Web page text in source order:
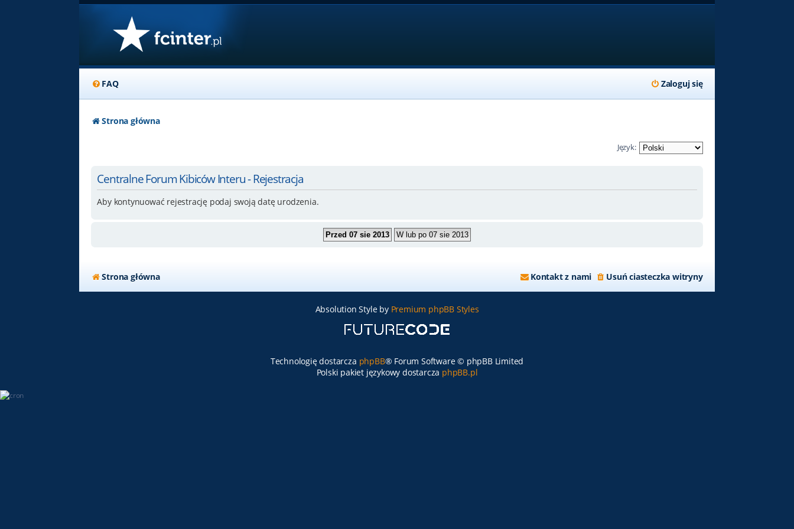
FAQ Zaloguj się
Strona główna
Język:
Centralne Forum Kibiców Interu - Rejestracja
Aby kontynuować rejestrację podaj swoją datę urodzenia.
Strona główna Usuń ciasteczka witryny
Kontakt z nami
Absolution Style by Premium phpBB Styles
Technologię dostarcza phpBB® Forum Software © phpBB Limited
Polski pakiet językowy dostarcza phpBB.pl